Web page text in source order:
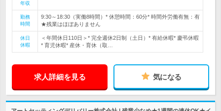
年収
勤務
時間
9:30～18:30（実働8時間）* 休憩時間：60分* 時間外労働有無：有
★残業はほぼありません
休日
休暇
＜年間休日110日＞* 完全週休2日制（土日）* 有給休暇* 慶弔休暇
* 育児休暇* 産休・育休（取…
求人詳細を見る 気になる